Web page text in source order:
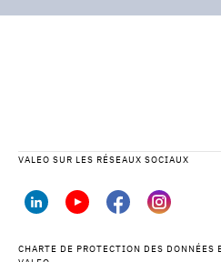
VALEO SUR LES RÉSEAUX SOCIAUX
CHARTE DE PROTECTION DES